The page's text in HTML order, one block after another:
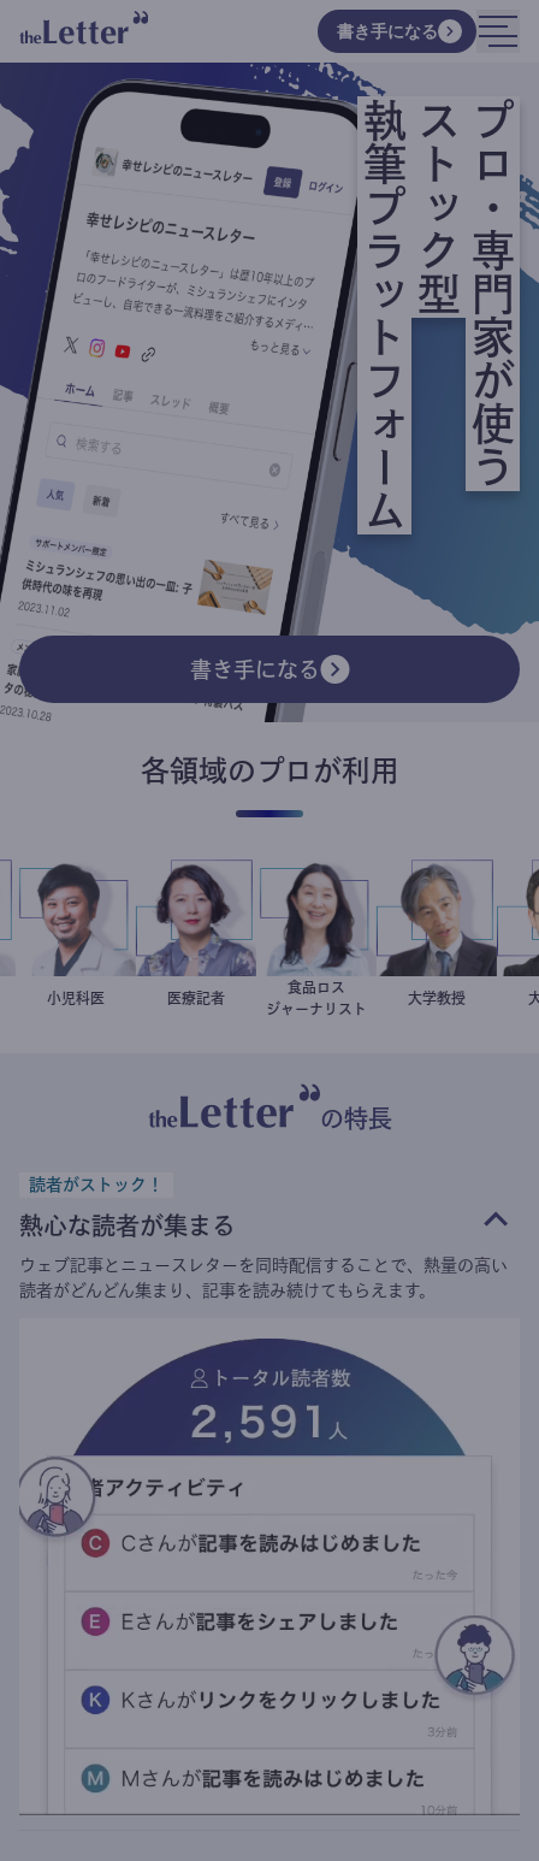
書き手になる
プロ・専門家が使う
ストック型
執筆プラットフォーム
書き手になる
各領域のプロが利用
今西洋介
小児科医 岩永直子
医療記者 井出留美
食品ロス
ジャーナリスト
加藤忠史
大学教授
の特長
読者がストック！
熱心な読者が集まる
ウェブ記事とニュースレターを同時配信することで、熱量の高い
読者がどんどん集まり、記事を読み続けてもらえます。